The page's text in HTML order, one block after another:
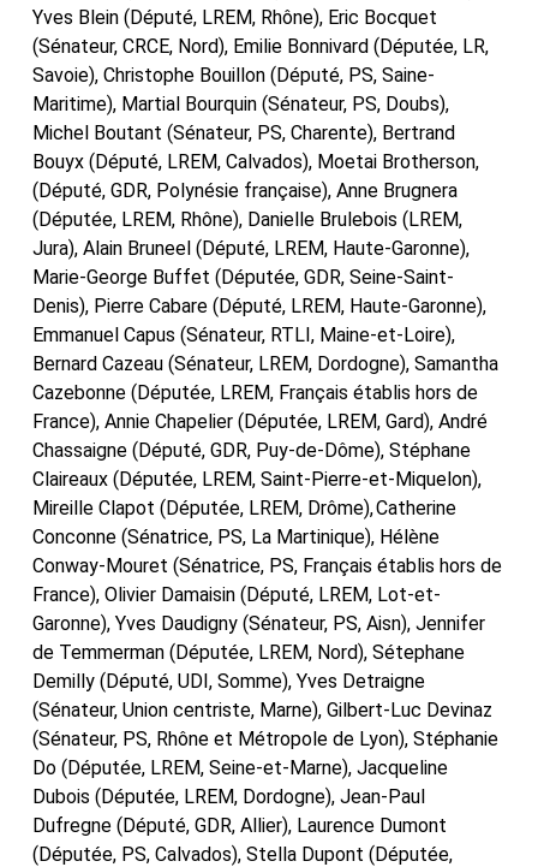
Yves Blein (Député, LREM, Rhône), Eric Bocquet
(Sénateur, CRCE, Nord), Emilie Bonnivard (Députée, LR,
Savoie), Christophe Bouillon (Député, PS, Saine-
Maritime), Martial Bourquin (Sénateur, PS, Doubs),
Michel Boutant (Sénateur, PS, Charente), Bertrand
Bouyx (Député, LREM, Calvados), Moetai Brotherson,
(Député, GDR, Polynésie française), Anne Brugnera
(Députée, LREM, Rhône), Danielle Brulebois (LREM,
Jura), Alain Bruneel (Député, LREM, Haute-Garonne),
Marie-George Buffet (Députée, GDR, Seine-Saint-
Denis), Pierre Cabare (Député, LREM, Haute-Garonne),
Emmanuel Capus (Sénateur, RTLI, Maine-et-Loire),
Bernard Cazeau (Sénateur, LREM, Dordogne), Samantha
Cazebonne (Députée, LREM, Français établis hors de
France), Annie Chapelier (Députée, LREM, Gard), André
Chassaigne (Député, GDR, Puy-de-Dôme), Stéphane
Claireaux (Députée, LREM, Saint-Pierre-et-Miquelon),
Mireille Clapot (Députée, LREM, Drôme), Catherine
Conconne (Sénatrice, PS, La Martinique), Hélène
Conway-Mouret (Sénatrice, PS, Français établis hors de
France), Olivier Damaisin (Député, LREM, Lot-et-
Garonne), Yves Daudigny (Sénateur, PS, Aisn), Jennifer
de Temmerman (Députée, LREM, Nord), Sétephane
Demilly (Député, UDI, Somme), Yves Detraigne
(Sénateur, Union centriste, Marne), Gilbert-Luc Devinaz
(Sénateur, PS, Rhône et Métropole de Lyon), Stéphanie
Do (Députée, LREM, Seine-et-Marne), Jacqueline
Dubois (Députée, LREM, Dordogne), Jean-Paul
Dufregne (Député, GDR, Allier), Laurence Dumont
(Députée, PS, Calvados), Stella Dupont (Députée,